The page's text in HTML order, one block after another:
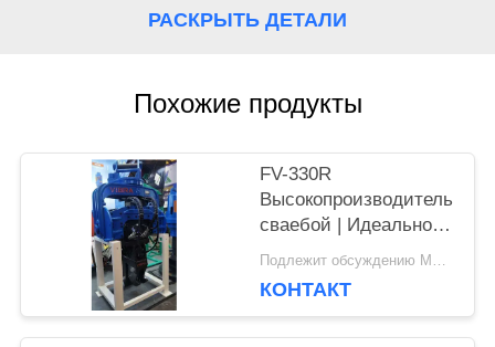
ЦИТАТУ
КАРТА
САЙТА
РАСКРЫТЬ ДЕТАЛИ
Похожие продукты
FV-330R
Высокопроизводительный
сваебой | Идеально
подходит для
высокой
Подлежит обсуждению MOQ:1 Set
КОНТАКТ